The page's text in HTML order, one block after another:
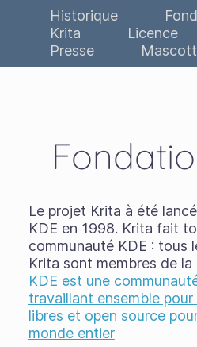
Historique
Krita
Licence
Presse
Le projet Krita à été
KDE en 1998. Krita fait
communauté KDE : tous
Krita sont membres de
KDE est une
travaillant ensemble
libres et open source
monde entier